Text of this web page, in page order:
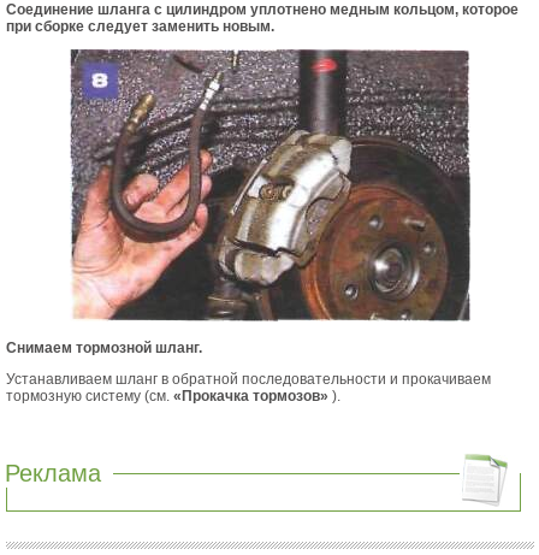
Соединение шланга с цилиндром уплотнено медным кольцом, которое
при сборке следует заменить новым.
Снимаем тормозной шланг.
Устанавливаем шланг в обратной последовательности и прокачиваем
тормозную систему (см. «Прокачка тормозов» ).
Реклама